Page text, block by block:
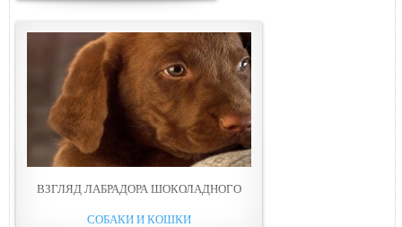
ВЗГЛЯД ЛАБРАДОРА ШОКОЛАДНОГО
СОБАКИ И КОШКИ